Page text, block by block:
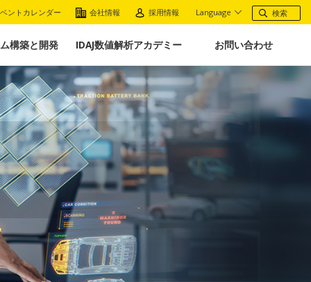
ントカレンダー 会社情報 採用情報 Language
構築と開発 IDAJ数値解析アカデミー お問い合わせ